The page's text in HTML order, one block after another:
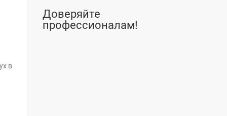
в
Доверяйте
профессионалам!